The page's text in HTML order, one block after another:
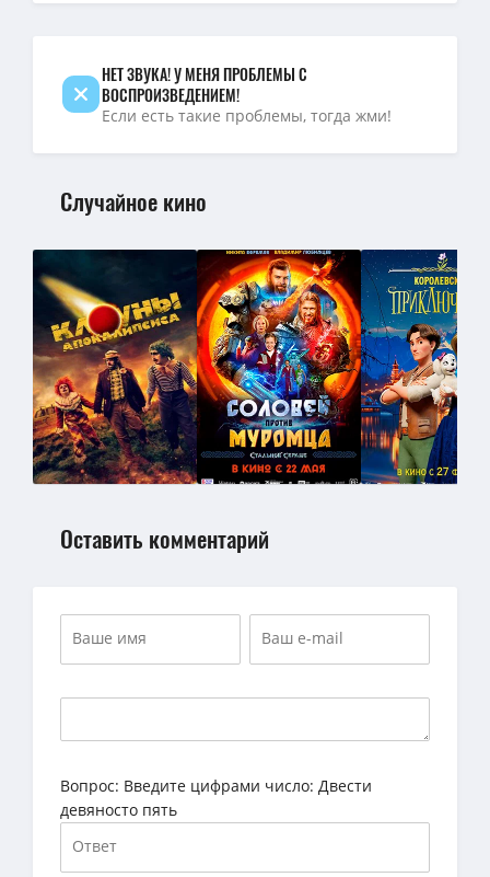
4K — Звёздные войны: Эпизод 5 – Империя наносит ответный
НЕТ ЗВУКА! У МЕНЯ ПРОБЛЕМЫ С
ВОСПРОИЗВЕДЕНИЕМ!
Если есть такие проблемы, тогда жми!
Случайное кино
Оставить комментарий
Вопрос: Введите цифрами число: Двести
девяносто пять